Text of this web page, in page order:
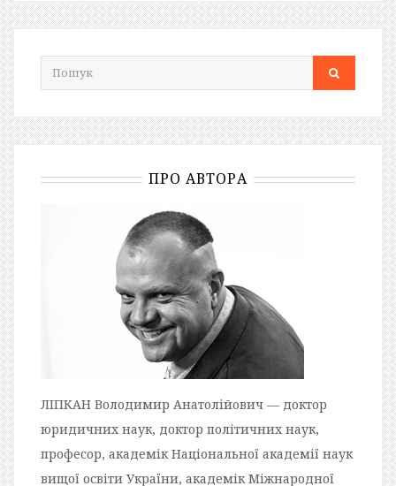
ПРО АВТОРА
ЛІПКАН Володимир Анатолійович — доктор
юридичних наук, доктор політичних наук,
професор, академік Національної академії наук
вищої освіти України, академік Міжнародної